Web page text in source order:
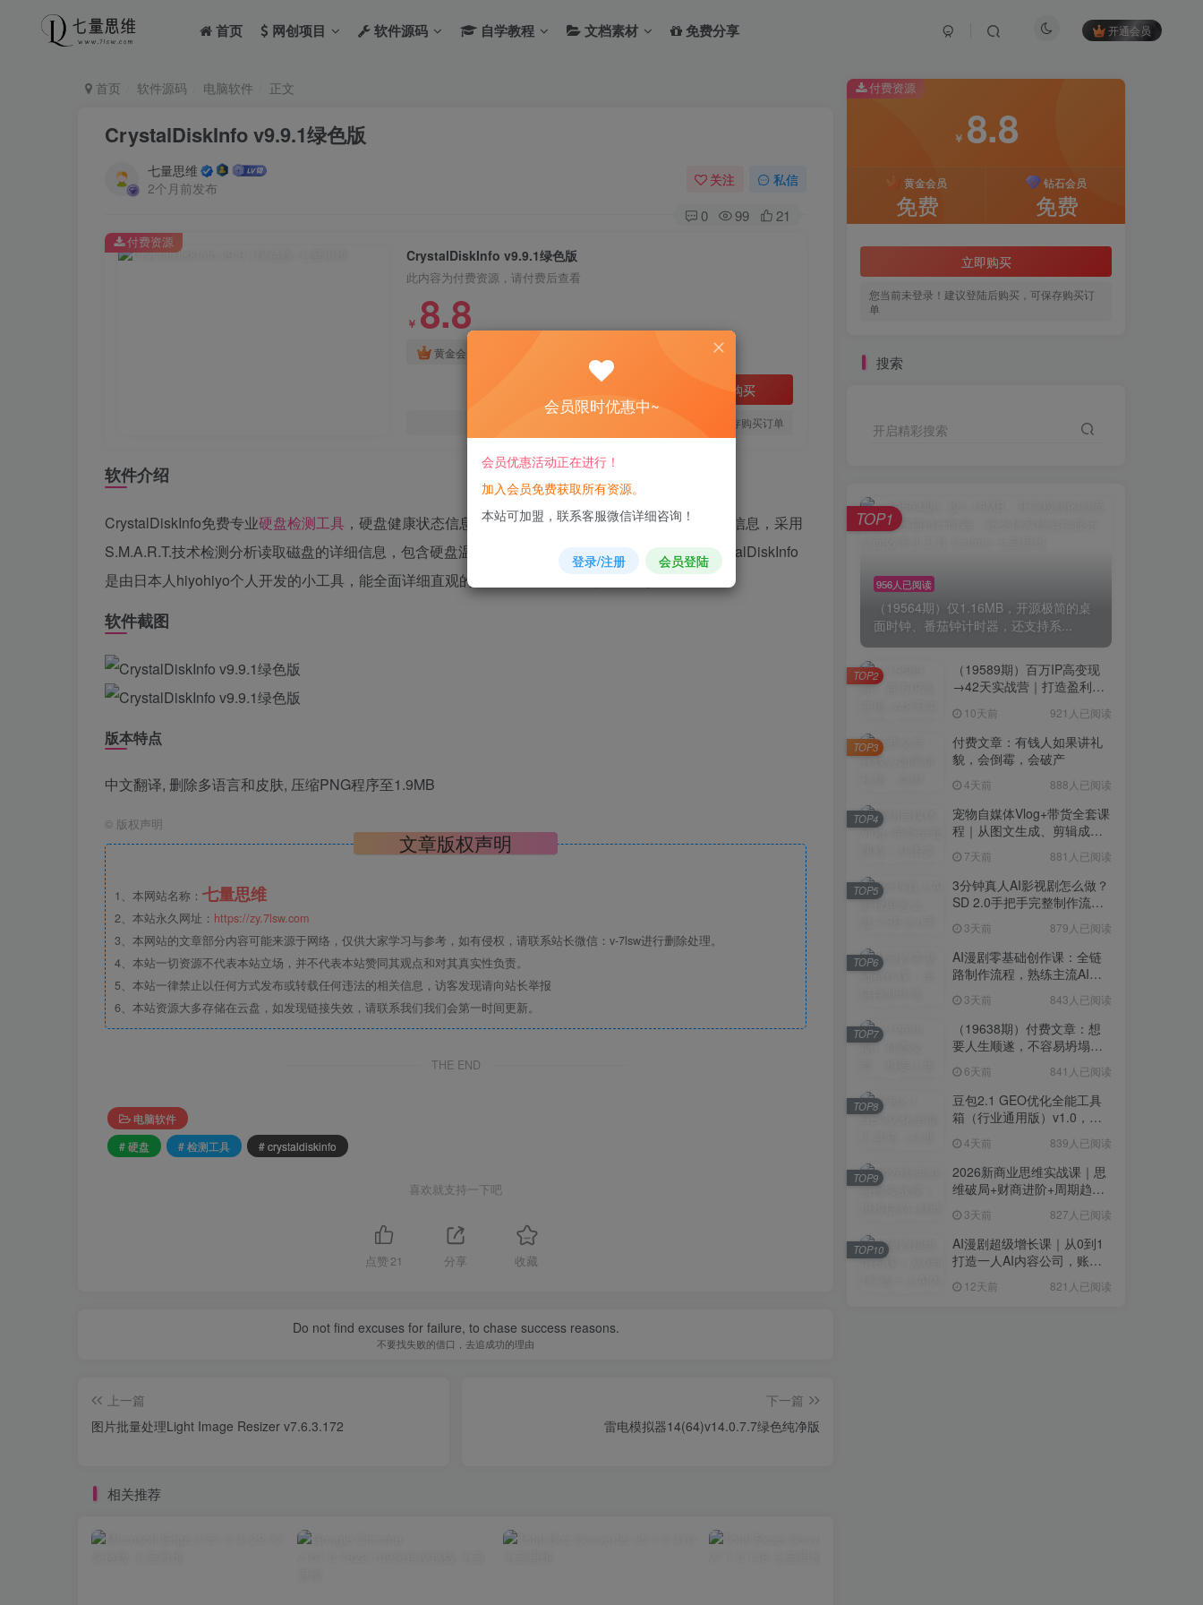
首页 网创项目 软件源码 自学教程 文档素材 免费分享 开通会员
首页 软件源码 电脑软件 正文
CrystalDiskInfo v9.9.1绿色版
七量思维
2个月前发布
关注 私信
0 99 21
CrystalDiskInfo v9.9.1绿色版
此内容为付费资源，请付费后查看
￥ 8.8
黄金会员
立即购买
您当前未登录！建议登陆后购买，可保存购买订单
付费资源
软件介绍
CrystalDiskInfo免费专业硬盘检测工具 ，硬盘健康状态信息检测工具。支持检测机械硬盘及固态硬盘信息，采用
S.M.A.R.T.技术检测分析读取磁盘的详细信息，包含硬盘温度，固件、序列号、驱动器接口等。CrystalDiskInfo
是由日本人hiyohiyo个人开发的小工具，能全面详细直观的检查硬盘的健康状态及各种参数。
软件截图
版本特点
中文翻译, 删除多语言和皮肤, 压缩PNG程序至1.9MB
© 版权声明
文章版权声明
1、本网站名称： 七量思维
2、本站永久网址： https://zy.7lsw.com
3、本网站的文章部分内容可能来源于网络，仅供大家学习与参考，如有侵权，请联系站长微信：v-7lsw进行删除处理。
4、本站一切资源不代表本站立场，并不代表本站赞同其观点和对其真实性负责。
5、本站一律禁止以任何方式发布或转载任何违法的相关信息，访客发现请向站长举报
6、本站资源大多存储在云盘，如发现链接失效，请联系我们我们会第一时间更新。
THE END
电脑软件
# 硬盘
# 检测工具 # crystaldiskinfo
喜欢就支持一下吧
点赞 21 分享 收藏
Do not find excuses for failure, to chase success reasons.
不要找失败的借口，去追成功的理由
上一篇
图片批量处理Light Image Resizer v7.6.3.172
下一篇
雷电模拟器14(64)v14.0.7.7绿色纯净版
相关推荐
付费资源
￥ 8.8
黄金会员
免费
钻石会员
免费
立即购买
您当前未登录！建议登陆后购买，可保存购买订
单
搜索
开启精彩搜索
956人已阅读
（19564期）仅1.16MB，开源极简的桌
面时钟、番茄钟计时器，还支持系...
TOP1
（19589期）百万IP高变现
→42天实战营｜打造盈利赚
域转化批量成交积累客户案
例
10天前 921人已阅读
TOP2
付费文章：有钱人如果讲礼
貌，会倒霉，会破产
4天前 888人已阅读
TOP3
宠物自媒体Vlog+带货全套课
程｜从图文生成、剪辑成片
7天前 881人已阅读
TOP4
3分钟真人AI影视剧怎么做？
SD 2.0手把手完整制作流程
无限生成
3天前 879人已阅读
TOP5
AI漫剧零基础创作课：全链
路制作流程，熟练主流AI工
3天前 843人已阅读
TOP6
（19638期）付费文章：想
要人生顺遂，不容易坍塌，
6天前 841人已阅读
TOP7
豆包2.1 GEO优化全能工具
箱（行业通用版）v1.0，会
景4天前 839人已阅读
TOP8
2026新商业思维实战课｜思
维破局+财商进阶+周期趋势
度解析全体系
3天前 827人已阅读
TOP9
AI漫剧超级增长课｜从0到1
打造一人AI内容公司，账号
流程实战
12天前 821人已阅读
TOP10
会员限时优惠中~
会员优惠活动正在进行！
加入会员免费获取所有资源。
本站可加盟，联系客服微信详细咨询！
登录/注册 会员登陆